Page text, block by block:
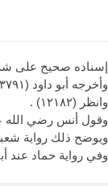
إسناده صحيح على
وأخرجه أبو داود (٣٧٩١) عن موسى بن إسماعيل، عن حماد بن سلمة، بهذا الإسناد.
وانظر (١٢١٨٢) .
وقول أنس رضي الله
ويوضح ذلك رواية شعبة عن هشام السالفة برقم (١٢١٨٢) ،
وفي رواية حماد عند